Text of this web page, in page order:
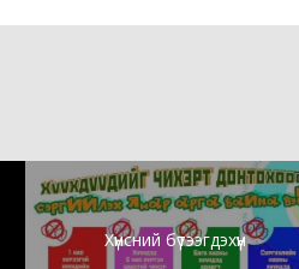
Хүнсний бүтээгдэхүүн